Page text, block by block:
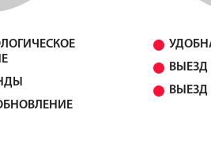
ВЫЕЗД
ВЫЕЗД